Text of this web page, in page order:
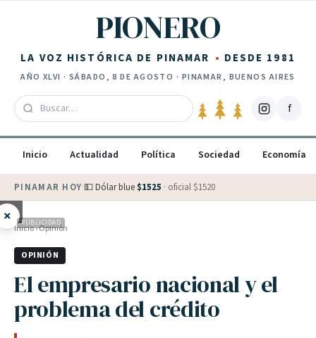
PIONERO
LA VOZ HISTÓRICA DE PINAMAR DESDE 1981
AÑO XLVI · SÁBADO, 8 DE AGOSTO · PINAMAR, BUENOS AIRES
f
Inicio Actualidad Política Sociedad Economía
PINAMAR HOY·💵 Dólar blue $1525 · oficial $1520
× PUBLICIDAD
Inicio›Opinión
OPINIÓN
El empresario nacional y el
problema del crédito